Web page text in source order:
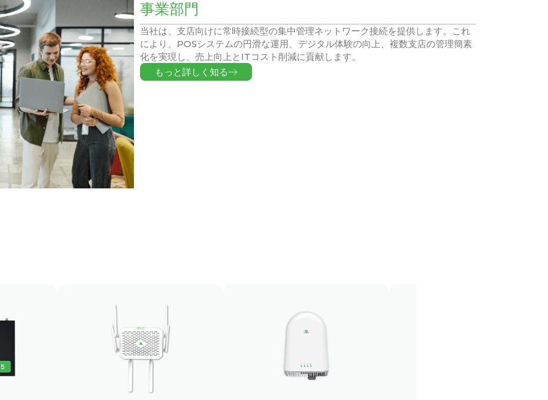
事業部門
当社は、支店向けに常時接続型の集中管理ネットワーク接続を提供します。これ
により、POSシステムの円滑な運用、デジタル体験の向上、複数支店の管理簡素
化を実現し、売上向上とITコスト削減に貢献します。
もっと詳しく知る